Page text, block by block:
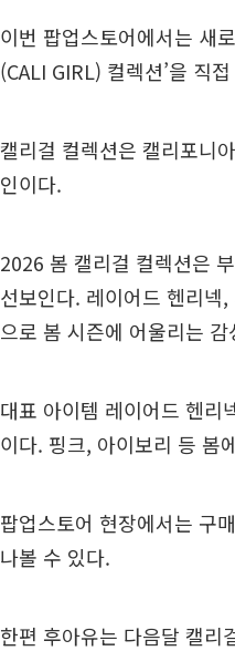
이번 팝업스토어에서는 새
(CALI GIRL) 컬렉션’을 직
캘리걸 컬렉션은 캘리포니
인이다.
2026 봄 캘리걸 컬렉션은
선보인다. 레이어드 헨리넥
으로 봄 시즌에 어울리는
대표 아이템 레이어드 헨리
이다. 핑크, 아이보리 등 봄
팝업스토어 현장에서는 구
나볼 수 있다.
한편 후아유는 다음달 캘리